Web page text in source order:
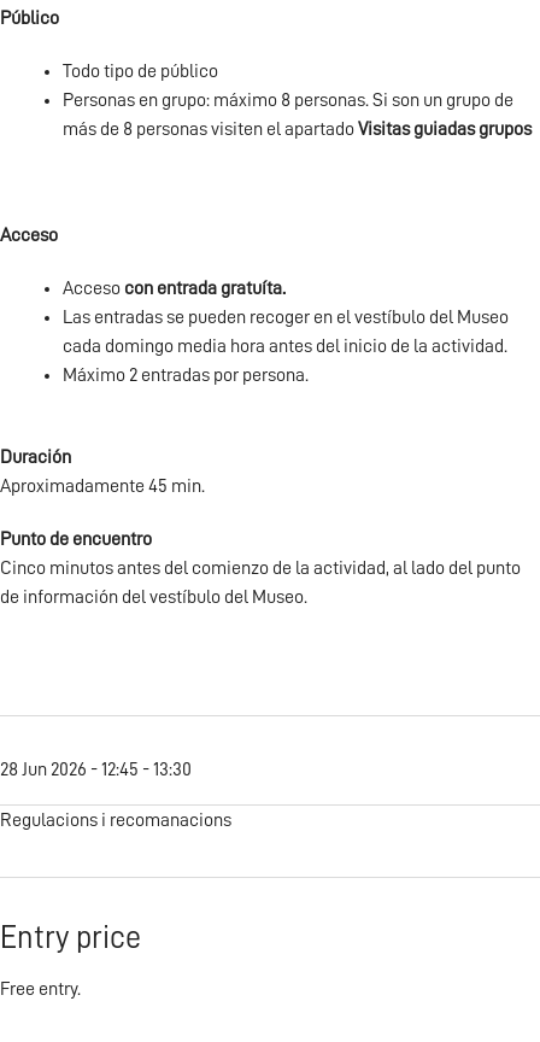
Público
Todo tipo de público
Personas en grupo: máximo 8 personas. Si son un grupo de
más de 8 personas visiten el apartadoVisitas guiadas grupos
Acceso
Acceso con entrada gratuíta.
Las entradas se pueden recoger en el vestíbulo del Museo
cada domingo media hora antes del inicio de la actividad.
Máximo 2 entradas por persona.
Duración
Aproximadamente 45 min.
Punto de encuentro
Cinco minutos antes del comienzo de la actividad, al lado del punto
de información del vestíbulo del Museo.
28 Jun 2026 - 12:45 - 13:30
Regulacions i recomanacions
Entry price
Free entry.